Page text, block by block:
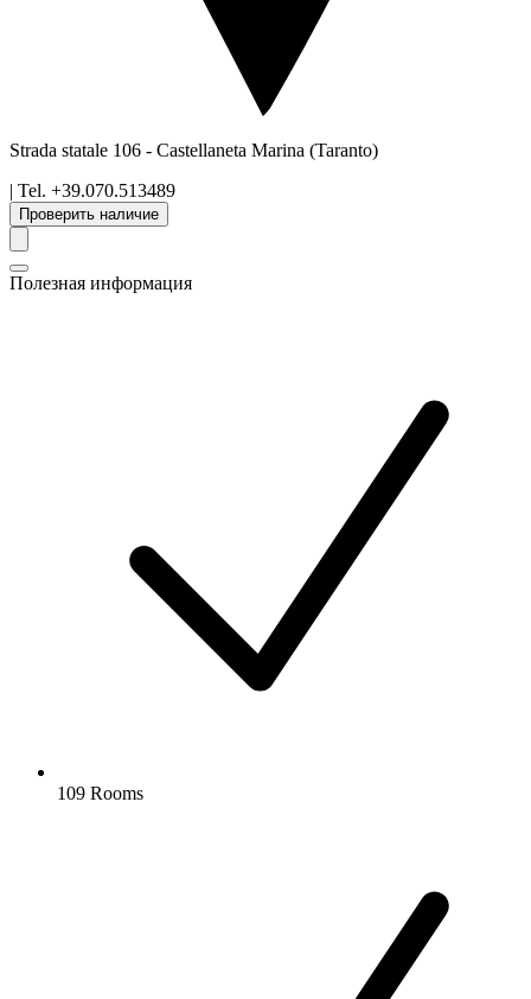
Strada statale 106 - Castellaneta Marina (Taranto)
| Tel. +39.070.513489
Проверить наличие
Полезная информация
109 Rooms